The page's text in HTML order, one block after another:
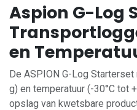
Aspion G-Log
en
De ASPION G-Log
g) en temperatuur (-30°C tot
opslag van kwetsbare